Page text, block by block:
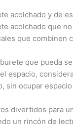
acolchado y de
acolchado que
que combinen
que pueda
espacio,
sin ocupar
divertidos para
un rincón de